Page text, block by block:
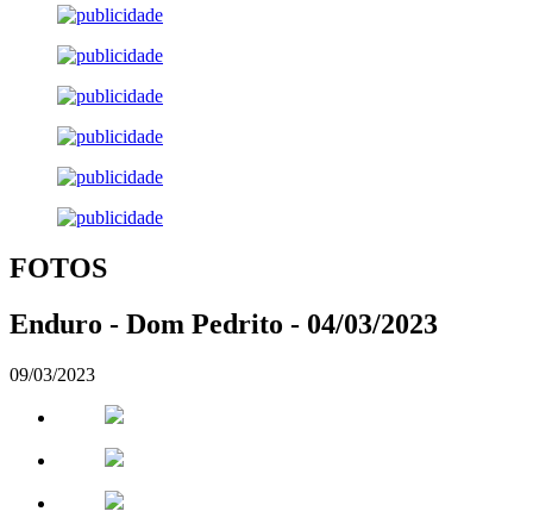
FOTOS
Enduro - Dom Pedrito - 04/03/2023
09/03/2023